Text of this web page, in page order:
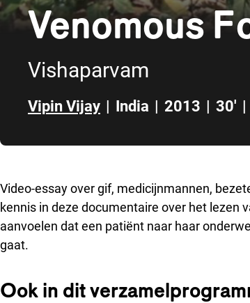
Venomous
Vishaparvam
Vipin Vijay | India | 2013 | 30' |
Video-essay over gif, medicijnmannen,
kennis in deze documentaire over het lezen
aanvoelen dat een patiënt naar haar
gaat.
Ook in dit